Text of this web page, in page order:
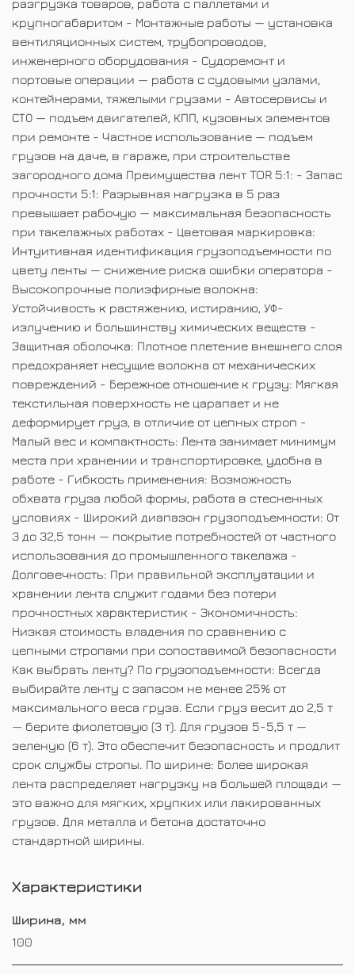
разгрузка товаров, работа с паллетами и
крупногабаритом - Монтажные работы — установка
вентиляционных систем, трубопроводов,
инженерного оборудования - Судоремонт и
портовые операции — работа с судовыми узлами,
контейнерами, тяжелыми грузами - Автосервисы и
СТО — подъем двигателей, КПП, кузовных элементов
при ремонте - Частное использование — подъем
грузов на даче, в гараже, при строительстве
загородного дома Преимущества лент TOR 5:1: - Запас
прочности 5:1: Разрывная нагрузка в 5 раз
превышает рабочую — максимальная безопасность
при такелажных работах - Цветовая маркировка:
Интуитивная идентификация грузоподъемности по
цвету ленты — снижение риска ошибки оператора -
Высокопрочные полиэфирные волокна:
Устойчивость к растяжению, истиранию, УФ-
излучению и большинству химических веществ -
Защитная оболочка: Плотное плетение внешнего слоя
предохраняет несущие волокна от механических
повреждений - Бережное отношение к грузу: Мягкая
текстильная поверхность не царапает и не
деформирует груз, в отличие от цепных строп -
Малый вес и компактность: Лента занимает минимум
места при хранении и транспортировке, удобна в
работе - Гибкость применения: Возможность
обхвата груза любой формы, работа в стесненных
условиях - Широкий диапазон грузоподъемности: От
3 до 32,5 тонн — покрытие потребностей от частного
использования до промышленного такелажа -
Долговечность: При правильной эксплуатации и
хранении лента служит годами без потери
прочностных характеристик - Экономичность:
Низкая стоимость владения по сравнению с
цепными стропами при сопоставимой безопасности
Как выбрать ленту? По грузоподъемности: Всегда
выбирайте ленту с запасом не менее 25% от
максимального веса груза. Если груз весит до 2,5 т
— берите фиолетовую (3 т). Для грузов 5-5,5 т —
зеленую (6 т). Это обеспечит безопасность и продлит
срок службы стропы. По ширине: Более широкая
лента распределяет нагрузку на большей площади —
это важно для мягких, хрупких или лакированных
грузов. Для металла и бетона достаточно
стандартной ширины.
Характеристики
Ширина, мм
100